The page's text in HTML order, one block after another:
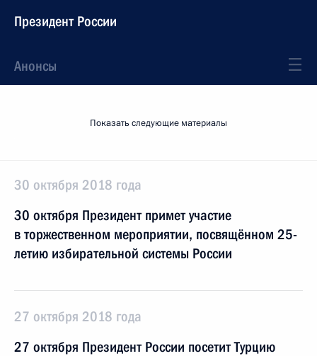
Президент России
Анонсы
Показать следующие материалы
30 октября 2018 года
30 октября Президент примет участие
в торжественном мероприятии, посвящённом 25-
летию избирательной системы России
27 октября 2018 года
27 октября Президент России посетит Турцию